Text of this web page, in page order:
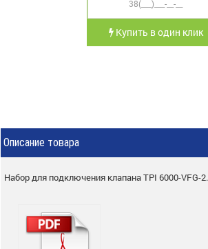
Купить в один клик
Описание товара
Набор для подключения клапана TPI 6000-VFG-2.